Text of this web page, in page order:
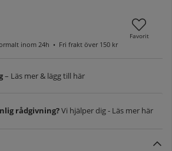
Favorit
inom 24h • Fri frakt över 150 kr
– Läs mer & lägg till här
rådgivning?Vi hjälper dig - Läs mer här